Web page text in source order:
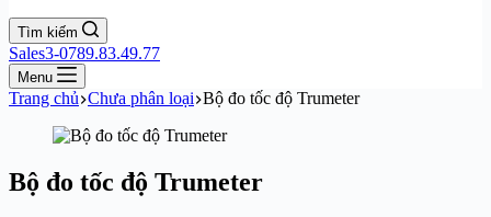
Tìm kiếm
Sales3-0789.83.49.77
Menu
Trang chủ Chưa phân loại Bộ đo tốc độ Trumeter
Bộ đo tốc độ Trumeter